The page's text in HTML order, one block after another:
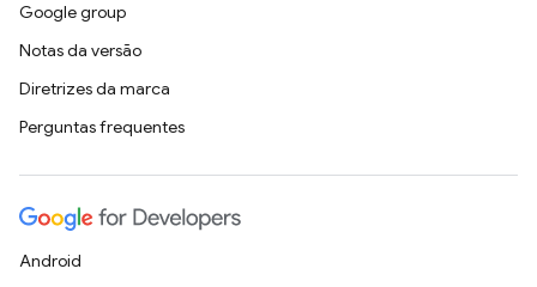
Google group
Notas da versão
Diretrizes da marca
Perguntas frequentes
Android